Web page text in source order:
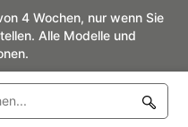
4 Wochen, nur wenn Sie
Alle Modelle und